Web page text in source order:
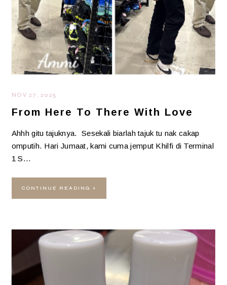
NOV 27, 2025
From Here To There With Love
Ahhh gitu tajuknya. Sesekali biarlah tajuk tu nak cakap
omputih. Hari Jumaat, kami cuma jemput Khilfi di Terminal
1 S…
CONTINUE READING »